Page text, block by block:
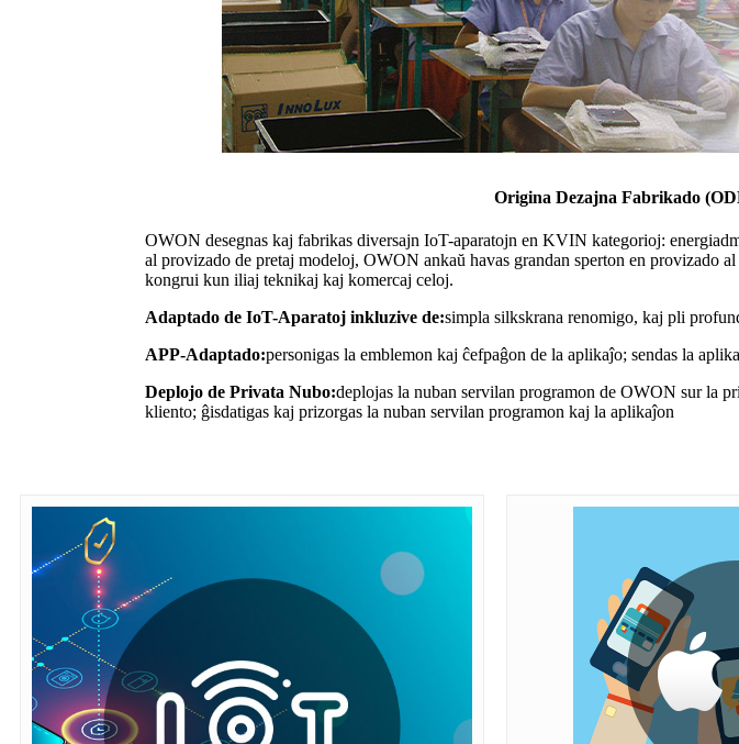
Origina Dezajna Fabrikado
OWON desegnas kaj fabrikas diversajn IoT-aparatojn en KVIN kategorioj:
al provizado de pretaj modeloj, OWON ankaŭ havas grandan sperton en
kongrui kun iliaj teknikaj kaj komercaj celoj.
Adaptado de IoT-Aparatoj inkluzive de:simpla silkskrana renomigo, kaj pli
APP-Adaptado:personigas la emblemon kaj ĉefpaĝon de la aplikaĵo; sendas la
Deplojo de Privata Nubo:deplojas la nuban servilan programon de OWON sur la
kliento; ĝisdatigas kaj prizorgas la nuban servilan programon kaj la aplikaĵon